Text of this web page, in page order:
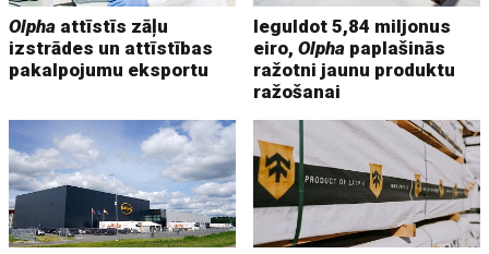
Olpha attīstīs zāļu
izstrādes un attīstības
pakalpojumu eksportu
Ieguldot 5,84 miljonus
eiro,Olpha paplašinās
ražotni jaunu produktu
ražošanai